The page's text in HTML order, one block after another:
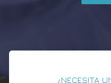
¿NECESITA